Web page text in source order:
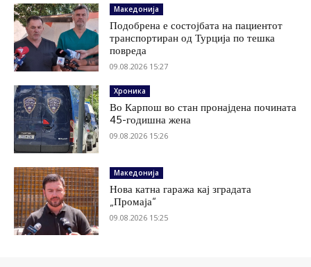
Македонија
Подобрена е состојбата на пациентот
транспортиран од Турција по тешка
повреда
09.08.2026 15:27
Хроника
Во Карпош во стан пронајдена почината
45-годишна жена
09.08.2026 15:26
Македонија
Нова катна гаража кај зградата
„Промаја“
09.08.2026 15:25